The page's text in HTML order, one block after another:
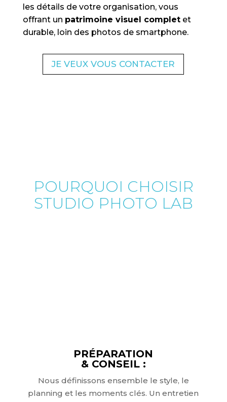
les détails de votre organisation, vous
offrant un patrimoine visuel completet
durable, loin des photos de smartphone.
JE VEUX VOUS CONTACTER
POURQUOI CHOISIR
STUDIO PHOTO LAB
PRÉPARATION
& CONSEIL :
Nous définissons ensemble le style, le
planning et les moments clés. Un entretien